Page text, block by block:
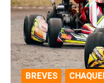
BREVES